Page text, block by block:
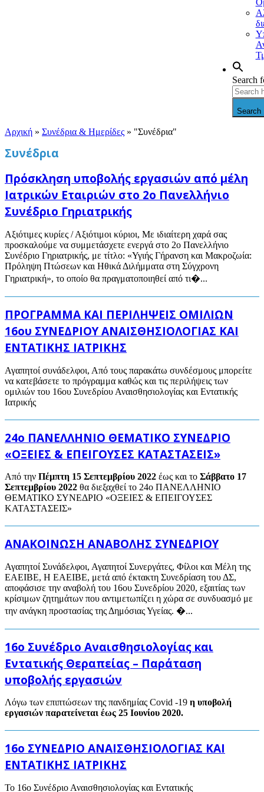
Search
Search
Αρχική » Συνέδρια & Ημερίδες » "Συνέδρια"
Συνέδρια
Πρόσκληση υποβολής εργασιών από μέλη
Ιατρικών Εταιριών στο 2ο Πανελλήνιο
Συνέδριο Γηριατρικής
Αξιότιμες κυρίες / Αξιότιμοι κύριοι, Με ιδιαίτερη χαρά σας
προσκαλούμε να συμμετάσχετε ενεργά στο 2ο Πανελλήνιο
Συνέδριο Γηριατρικής, με τίτλο: «Υγιής Γήρανση και Μακροζωία:
Πρόληψη Πτώσεων και Ηθικά Διλήμματα στη Σύγχρονη
Γηριατρική», το οποίο θα πραγματοποιηθεί από τι�...
ΠΡΟΓΡΑΜΜΑ ΚΑΙ ΠΕΡΙΛΗΨΕΙΣ ΟΜΙΛΙΩΝ
16ου ΣΥΝΕΔΡΙΟΥ ΑΝΑΙΣΘΗΣΙΟΛΟΓΙΑΣ ΚΑΙ
ΕΝΤΑΤΙΚΗΣ ΙΑΤΡΙΚΗΣ
Αγαπητοί συνάδελφοι, Από τους παρακάτω συνδέσμους μπορείτε
να κατεβάσετε το πρόγραμμα καθώς και τις περιλήψεις των
ομιλιών του 16ου Συνεδρίου Αναισθησιολογίας και Εντατικής
Ιατρικής
24ο ΠΑΝΕΛΛΗΝΙΟ ΘΕΜΑΤΙΚΟ ΣΥΝΕΔΡΙΟ
«ΟΞΕΙΕΣ & ΕΠΕΙΓΟΥΣΕΣ ΚΑΤΑΣΤΑΣΕΙΣ»
Aπό την Πέμπτη 15 Σεπτεμβρίου 2022 έως και το Σάββατο 17
Σεπτεμβρίου 2022 θα διεξαχθεί το 24ο ΠΑΝΕΛΛΗΝΙΟ
ΘΕΜΑΤΙΚΟ ΣΥΝΕΔΡΙΟ «ΟΞΕΙΕΣ & ΕΠΕΙΓΟΥΣΕΣ
ΚΑΤΑΣΤΑΣΕΙΣ»
ΑΝΑΚΟΙΝΩΣΗ ΑΝΑΒΟΛΗΣ ΣΥΝΕΔΡΙΟΥ
Αγαπητοί Συνάδελφοι, Αγαπητοί Συνεργάτες, Φίλοι και Μέλη της
ΕΑΕΙΒΕ, H EAEIBE, μετά από έκτακτη Συνεδρίαση του ΔΣ,
αποφάσισε την αναβολή του 16ου Συνεδρίου 2020, εξαιτίας των
κρίσιμων ζητημάτων που αντιμετωπίζει η χώρα σε συνδυασμό με
την ανάγκη προστασίας της Δημόσιας Υγείας. �...
16ο Συνέδριο Αναισθησιολογίας και
Εντατικής Θεραπείας – Παράταση
υποβολής εργασιών
Λόγω των επιπτώσεων της πανδημίας Covid -19 η υποβολή
εργασιών παρατείνεται έως 25 Ιουνίου 2020.
16o ΣΥΝΕΔΡΙΟ ΑΝΑΙΣΘΗΣΙΟΛΟΓΙΑΣ ΚΑΙ
ΕΝΤΑΤΙΚΗΣ ΙΑΤΡΙΚΗΣ
Το 16ο Συνέδριο Αναισθησιολογίας και Εντατικής